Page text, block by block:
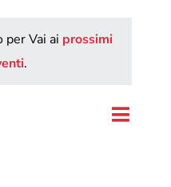
Vai ai prossimi
.
Eventi
Cerca
Evento
Mese